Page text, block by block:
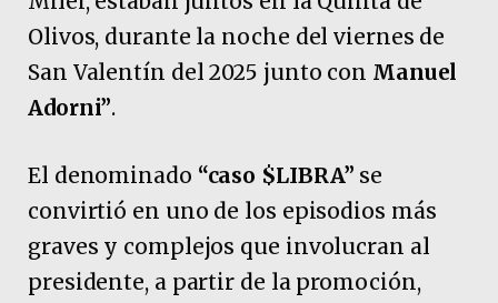
Olivos, durante la noche del viernes de
San Valentín del 2025 junto con Manuel
Adorni”.
El denominado “caso $LIBRA” se
convirtió en uno de los episodios más
graves y complejos que involucran al
presidente, a partir de la promoción,